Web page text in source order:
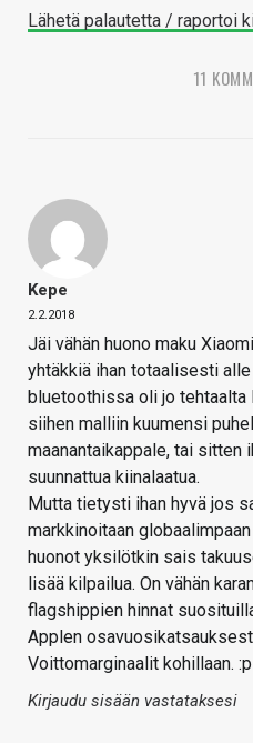
Lähetä palautetta / raportoi
11
Kepe
2.2.2018
Jäi vähän huono maku
yhtäkkiä ihan totaalisesti
bluetoothissa oli jo tehtaalta
siihen malliin kuumensi
maanantaikappale, tai sitten
suunnattua kiinalaatua.
Mutta tietysti ihan hyvä jos
markkinoitaan
huonot yksilötkin sais
lisää kilpailua. On vähän
flagshippien hinnat
Applen
Voittomarginaalit kohillaan.
Kirjaudu sisään vastataksesi